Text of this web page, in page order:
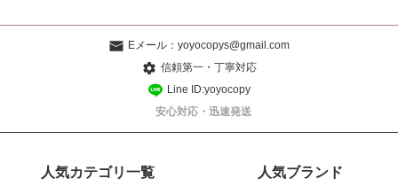
Eメール： yoyocopys@gmail.com
信頼第一・丁寧対応
Line ID:yoyocopy
安心対応・迅速発送
人気カテゴリ一覧 人気ブランド